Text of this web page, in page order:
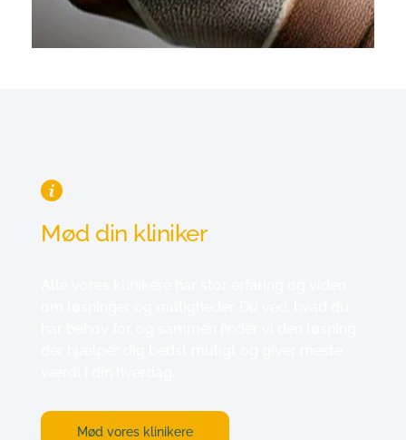
Mød din kliniker
Mød vores klinikere